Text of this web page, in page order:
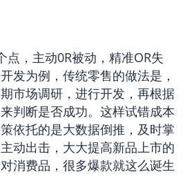
点，主动0R被动，精准OR失
发为例，传统零售的做法是，
市场调研，进行开发，再根据
判断是否成功。这样试错成本
依托的是大数据倒推，及时掌
动出击，大大提高新品上市的
消费品，很多爆款就这么诞生